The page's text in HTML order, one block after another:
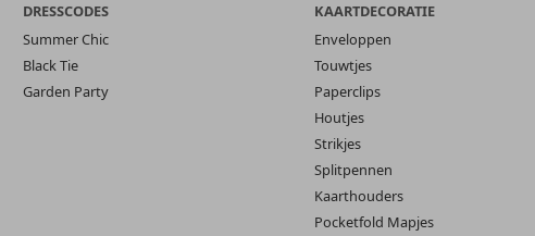
DRESSCODES
Summer Chic
Black Tie
Garden Party
KAARTDECORATIE
Enveloppen
Touwtjes
Paperclips
Houtjes
Strikjes
Splitpennen
Kaarthouders
Pocketfold Mapjes